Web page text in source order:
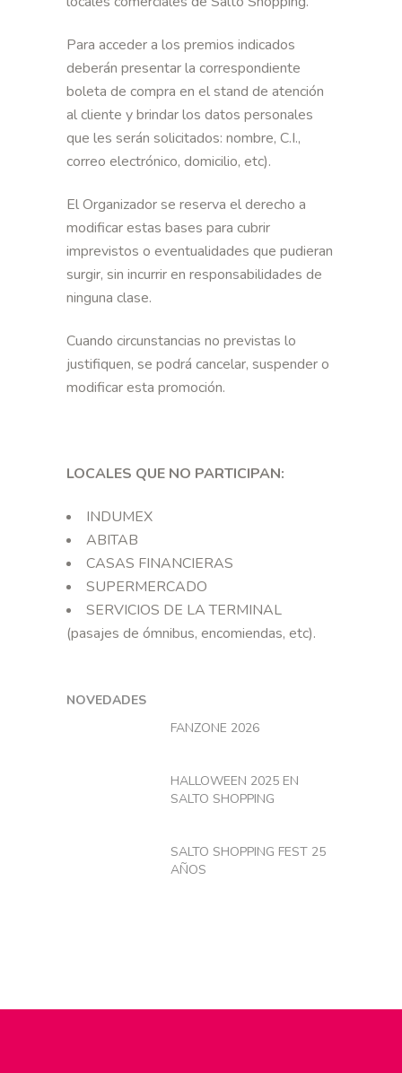
Para acceder a los premios indicados
deberán presentar la correspondiente
boleta de compra en el stand de atención
al cliente y brindar los datos personales
que les serán solicitados: nombre, C.I.,
correo electrónico, domicilio, etc).
El Organizador se reserva el derecho a
modificar estas bases para cubrir
imprevistos o eventualidades que pudieran
surgir, sin incurrir en responsabilidades de
ninguna clase.
Cuando circunstancias no previstas lo
justifiquen, se podrá cancelar, suspender o
modificar esta promoción.
LOCALES QUE NO PARTICIPAN:
INDUMEX
ABITAB
CASAS FINANCIERAS
SUPERMERCADO
SERVICIOS DE LA TERMINAL
(pasajes de ómnibus, encomiendas, etc).
NOVEDADES
FANZONE 2026
HALLOWEEN 2025 EN
SALTO SHOPPING
SALTO SHOPPING FEST 25
AÑOS